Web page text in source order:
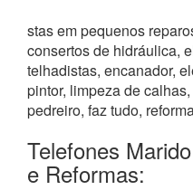
stas em pequenos
consertos de hidráulica,
telhadistas, encanador,
pintor, limpeza de
pedreiro, faz tudo,
Telefones
e Reformas: